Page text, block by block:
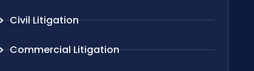
Civil Litigation
Commercial Litigation